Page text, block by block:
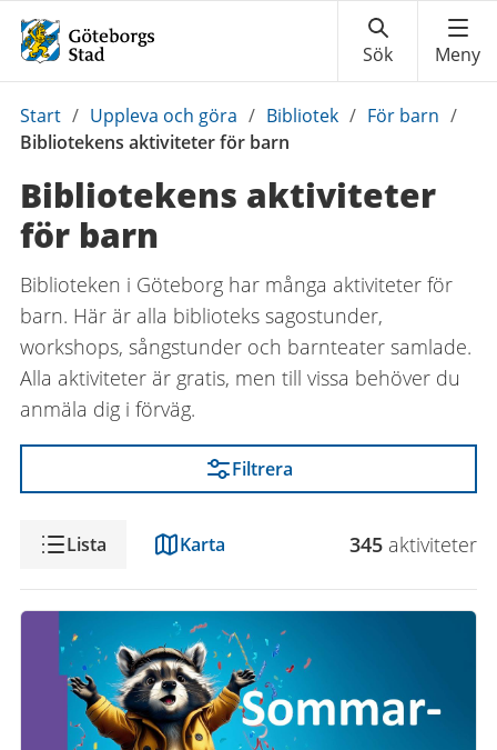
Du
är
Start / Uppleva och göra / Bibliotek / För barn /
Bibliotekens aktiviteter för barn
Bibliotekens aktiviteter
för barn
Biblioteken i Göteborg har många aktiviteter för
barn. Här är alla biblioteks sagostunder,
workshops, sångstunder och barnteater samlade.
Alla aktiviteter är gratis, men till vissa behöver du
anmäla dig i förväg.
Filtrera
VisningLista Karta 345 aktiviteter